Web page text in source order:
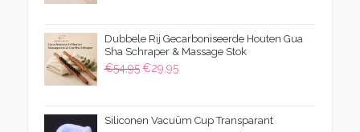
Dubbele Rij Gecarboniseerde Houten Gua
Sha Schraper & Massage Stok
€54,95 Oorspronkelijke
€54,95.
€29,95Huidige
€29,95.
Siliconen Vacuüm Cup Transparant